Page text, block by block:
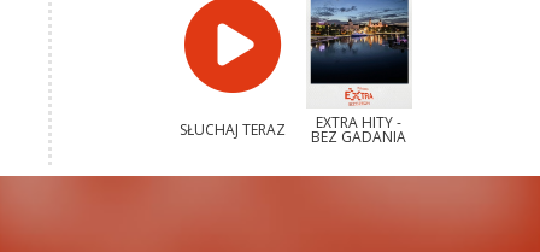
SŁUCHAJ TERAZ EXTRA HITY -
BEZ GADANIA